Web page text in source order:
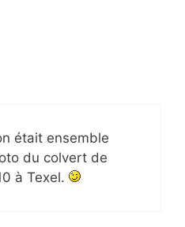
était ensemble
du colvert de
à Texel.